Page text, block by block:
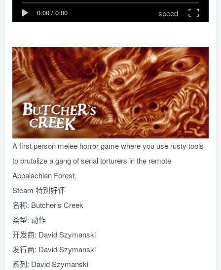
0:00 / 0:00 speed
A first person melee horror game where you use rusty tools
to brutalize a gang of serial torturers in the remote
Appalachian Forest.
Steam 特别好评
名称: Butcher’s Creek
类型: 动作
开发商: David Szymanski
发行商: David Szymanski
系列: David Szymanski